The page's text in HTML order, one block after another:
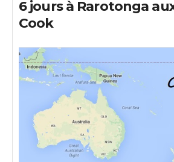
6 jours à Rarotonga
Cook